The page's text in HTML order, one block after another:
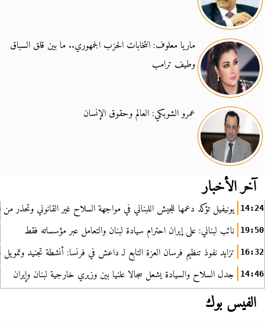
ماريا معلوف: انتخابات الحزب الجمهوري.. ما بين قلق السباق
وطيف ترامب
عمرو الشوبكي: العالم وحقوق الإنسان
آخر الأخبار
14:24 يونيفيل تؤكد دعمها للجيش اللبناني في مواجهة السلاح غير القانوني وتحذر من
19:50 نائب لبناني: على إيران احترام سيادة لبنان والتعامل عبر مؤسساته فقط
16:32 تزايد نفوذ تنظيم فرسان العزة التابع لـ داعش في فرنسا: أنشطة تجنيد
14:46 جدل السلاح والسيادة يشعل سجالا علنيا بين وزيري خارجية لبنان وإيران
الفيس بوك